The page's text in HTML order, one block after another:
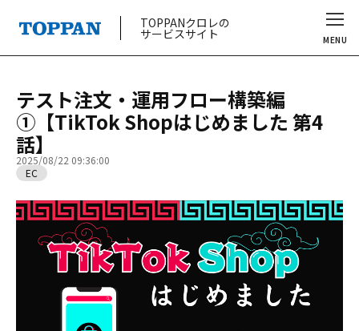
TOPPANクロレの
サービスサイト MENU
テスト注文・運用フロー構築編
①【TikTok Shopはじめました 第4
話】
2025/08/22 09:36:00
EC